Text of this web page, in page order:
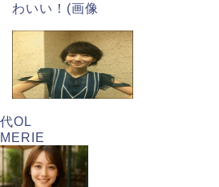
わいい！(画像
代OL
MERIE